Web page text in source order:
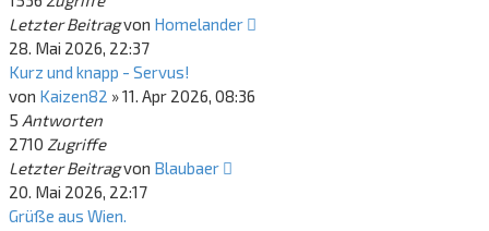
Letzter Beitragvon Homelander
28. Mai 2026, 22:37
Kurz und knapp - Servus!
von Kaizen82 »11. Apr 2026, 08:36
5 Antworten
2710 Zugriffe
Letzter Beitragvon Blaubaer
20. Mai 2026, 22:17
Grüße aus Wien.